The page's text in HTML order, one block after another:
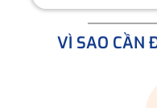
VÌ SAO CẦN